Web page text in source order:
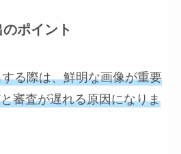
ポイント
る際は、鮮明な画像が重要
審査が遅れる原因になりま